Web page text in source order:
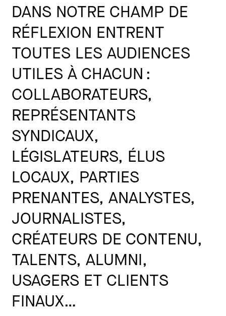
DANS NOTRE CHAMP DE
RÉFLEXION ENTRENT
TOUTES LES AUDIENCES
UTILES À CHACUN :
COLLABORATEURS,
REPRÉSENTANTS
SYNDICAUX,
LÉGISLATEURS, ÉLUS
LOCAUX, PARTIES
PRENANTES, ANALYSTES,
JOURNALISTES,
CRÉATEURS DE CONTENU,
TALENTS, ALUMNI,
USAGERS ET CLIENTS
FINAUX…